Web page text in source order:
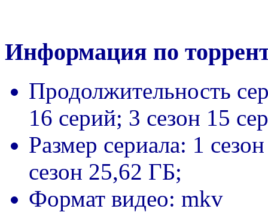
Информация по
Продолжительность
16 серий; 3 сезон 15
Размер сериала: 1
сезон 25,62 ГБ;
Формат видео: mkv